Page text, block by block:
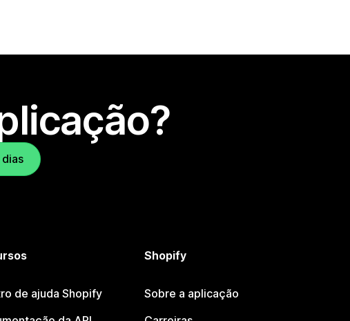
de ajuda Shopify
Shopify
Sobre a aplicação